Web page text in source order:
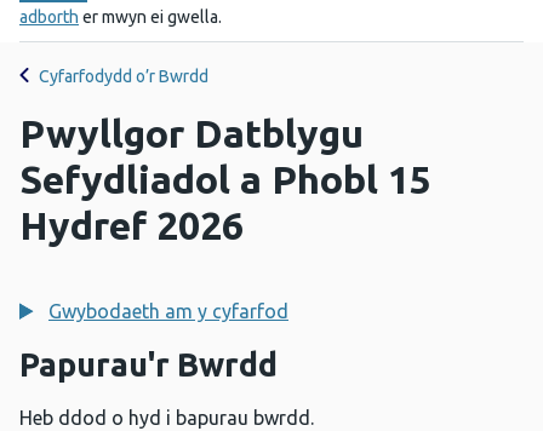
adborth er mwyn ei gwella.
Cyfarfodydd o’r Bwrdd
Pwyllgor Datblygu
Sefydliadol a Phobl 15
Hydref 2026
Gwybodaeth am y cyfarfod
Papurau'r Bwrdd
Heb ddod o hyd i bapurau bwrdd.